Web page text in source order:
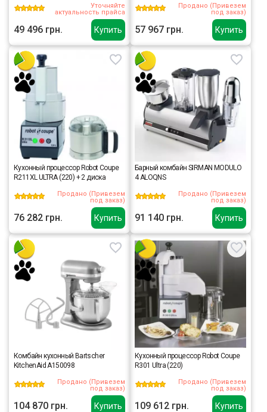
Купить
Уточняйте
актуальность прайса
49 496 грн. Купить
Продано (Привезем
под заказ)
57 967 грн.
Купить
Кухонный процессор Robot Coupe
R211XL ULTRA (220) + 2 диска
Продано (Привезем
под заказ)
76 282 грн. Купить
Барный комбайн SIRMAN MODULO
4 ALOQNS
Продано (Привезем
под заказ)
91 140 грн.
Купить
Комбайн кухонный Bartscher
KitchenAid A150098
Продано (Привезем
под заказ)
104 870 грн. Купить
Кухонный процессор Robot Coupe
R301 Ultra (220)
Продано (Привезем
под заказ)
109 612 грн.